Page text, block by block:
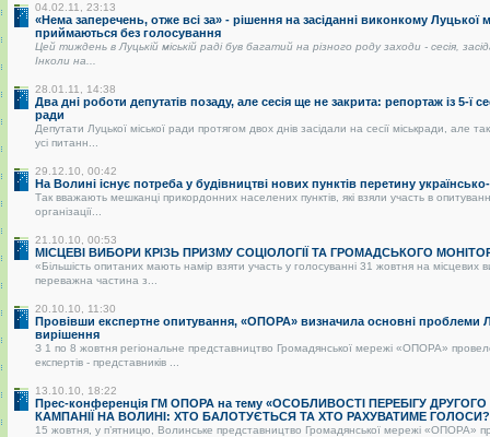
04.02.11, 23:13
«Нема заперечень, отже всі за» - рішення на засіданні виконкому Луцької
приймаються без голосування
Цей тиждень в Луцькій міській раді був багатий на різного роду заходи - сесія,
Інколи на...
28.01.11, 14:38
Два дні роботи депутатів позаду, але сесія ще не закрита: репортаж із 5-ї
ради
Депутати Луцької міської ради протягом двох днів засідали на сесії міськради, але
усі питанн...
29.12.10, 00:42
На Волині існує потреба у будівництві нових пунктів перетину
Так вважають мешканці прикордонних населених пунктів, які взяли участь в
організації...
21.10.10, 00:53
МІСЦЕВІ ВИБОРИ КРІЗЬ ПРИЗМУ СОЦІОЛОГІЇ ТА ГРОМАДСЬКОГО
«Більшість опитаних мають намір взяти участь у голосуванні 31 жовтня на місцевих
переважна частина з...
20.10.10, 11:30
Провівши експертне опитування, «ОПОРА» визначила основні проблеми
вирішення
З 1 по 8 жовтня регіональне представництво Громадянської мережі «ОПОРА»
експертів - представників ...
13.10.10, 18:22
Прес-конференція ГМ ОПОРА на тему «ОСОБЛИВОСТІ ПЕРЕБІГУ
КАМПАНІЇ НА ВОЛИНІ: ХТО БАЛОТУЄТЬСЯ ТА ХТО РАХУВАТИМЕ
15 жовтня, у п’ятницю, Волинське представництво Громадянської мережі «ОПОРА»